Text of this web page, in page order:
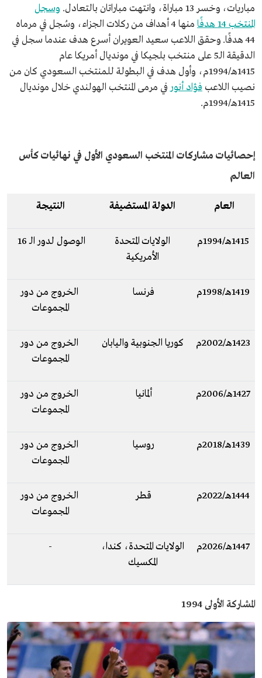
مباريات، وخسر 13 مباراة، وانتهت مباراتان بالتعادل.
وسجل
المنتخب 14 هدفًا
منها 4 أهداف من ركلات الجزاء، وسُجل في مرماه
44 هدفًا. وحقق اللاعب سعيد العويران أسرع هدف عندما سجل في
الدقيقة الـ5 على منتخب بلجيكا في مونديال أمريكا عام
1415هـ/1994م، وأول هدف في البطولة للمنتخب السعودي كان من
نصيب اللاعبفؤاد أنورفي مرمى المنتخب الهولندي خلال مونديال
1415هـ/1994م.
إحصائيات مشاركات المنتخب السعودي الأول في نهائيات كأس
العالم
العام الدولة المستضيفة النتيجة
1415هـ/1994م
الولايات المتحدة
الأمريكية
الوصول لدور الـ 16
1419هـ/1998م فرنسا
الخروج من دور
المجموعات
1423هـ/2002م كوريا الجنوبية واليابان
الخروج من دور
المجموعات
1427هـ/2006م ألمانيا
الخروج من دور
المجموعات
1439هـ/2018م روسيا
الخروج من دور
المجموعات
1444هـ/2022م قطر
الخروج من دور
المجموعات
1447هـ/2026م
الولايات المتحدة، كندا،
المكسيك
-
المشاركة الأولى 1994